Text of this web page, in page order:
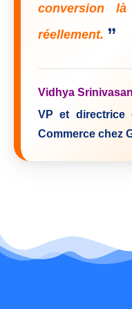
conversion
réellement. ”
Vidhya Srinivasan
VP et directrice
Commerce chez